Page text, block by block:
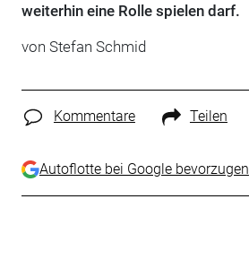
weiterhin eine Rolle spielen darf.
von Stefan Schmid
Kommentare Teilen
Autoflotte bei Google bevorzugen